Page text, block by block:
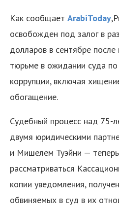
Как сообщает ArabiToday
освобожден под залог в
долларов в сентябре
тюрьме в ожидании суда
коррупции, включая
обогащение.
Судебный процесс над 75-
двумя юридическими
и Мишелем Туэйни —
рассматриваться
копии уведомления,
обвиняемых в суд в их